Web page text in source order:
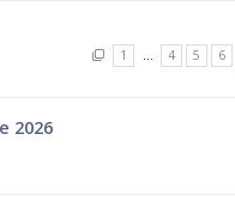
1 … 4 5 6
2026